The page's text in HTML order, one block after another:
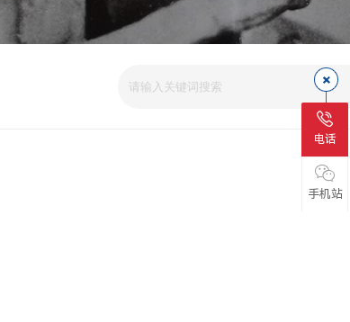
电话
手机站